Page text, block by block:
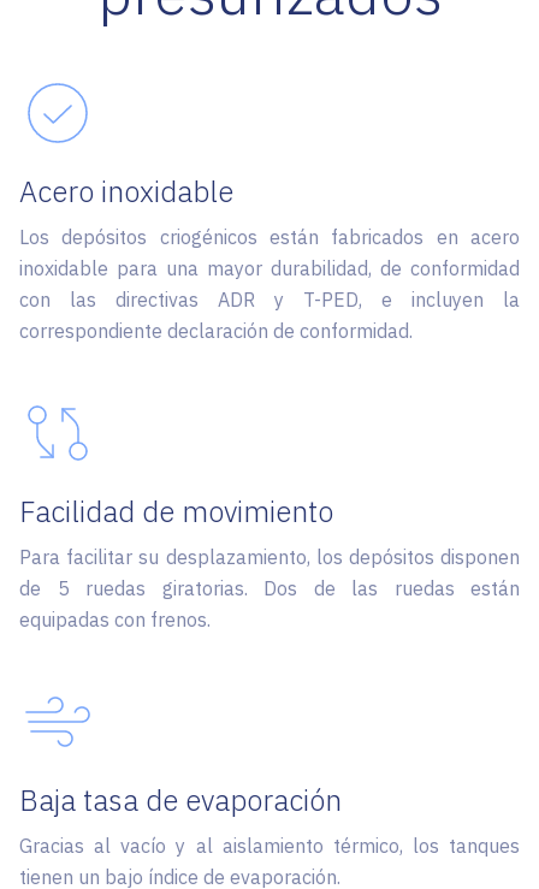
Acero inoxidable
Los depósitos criogénicos están fabricados en acero
inoxidable para una mayor durabilidad, de conformidad
con las directivas ADR y T-PED, e incluyen la
correspondiente declaración de conformidad.
Facilidad de movimiento
Para facilitar su desplazamiento, los depósitos disponen
de 5 ruedas giratorias. Dos de las ruedas están
equipadas con frenos.
Baja tasa de evaporación
Gracias al vacío y al aislamiento térmico, los tanques
tienen un bajo índice de evaporación.